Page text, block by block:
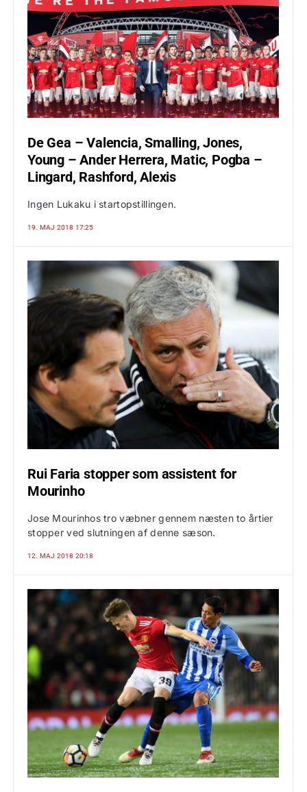
De Gea – Valencia, Smalling, Jones,
Young – Ander Herrera, Matic, Pogba –
Lingard, Rashford, Alexis
Ingen Lukaku i startopstillingen.
19. MAJ 2018 17:25
Rui Faria stopper som assistent for
Mourinho
Jose Mourinhos tro væbner gennem næsten to årtier
stopper ved slutningen af denne sæson.
12. MAJ 2018 20:18